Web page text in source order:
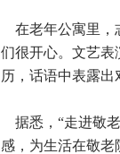
在老年公寓里，
们很开心。文艺表
历，话语中表露
据悉，“走进敬
感，为生活在敬老